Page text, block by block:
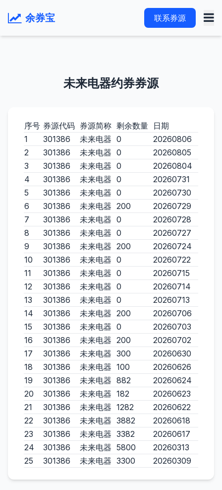
余券宝 联系券源
未来电器约券券源
序号 券源代码 券源简称 剩余数量 日期
1
301386 未来电器 0
20260806
2
301386 未来电器 0
20260805
3
301386 未来电器 0
20260804
4
301386 未来电器 0
20260731
5
301386 未来电器 0
20260730
6
301386 未来电器 200
20260729
7
301386 未来电器 0
20260728
8
301386 未来电器 0
20260727
9
301386 未来电器 200
20260724
10
301386 未来电器 0
20260722
11
301386 未来电器 0
20260715
12
301386 未来电器 0
20260714
13
301386 未来电器 0
20260713
14
301386 未来电器 200
20260706
15
301386 未来电器 0
20260703
16
301386 未来电器 200
20260702
17
301386 未来电器 300
20260630
18
301386 未来电器 100
20260626
19
301386 未来电器 882
20260624
20
301386 未来电器 182
20260623
21
301386 未来电器 1282
20260622
22
301386 未来电器 3882
20260618
23
301386 未来电器 3382
20260617
24
301386 未来电器 5800
20260313
25
301386 未来电器 3300 20260309